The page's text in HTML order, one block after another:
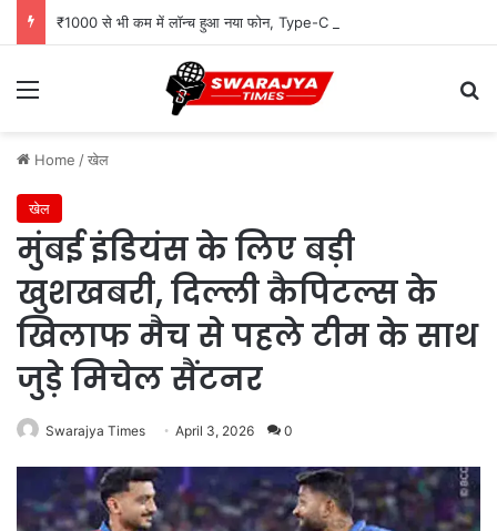
Menu
Home /खेल
खेल
मुंबई इंडियंस के लिए बड़ी
खुशखबरी, दिल्ली कैपिटल्स के
खिलाफ मैच से पहले टीम के साथ
जुड़े मिचेल सैंटनर
Swarajya Times April 3, 2026 0